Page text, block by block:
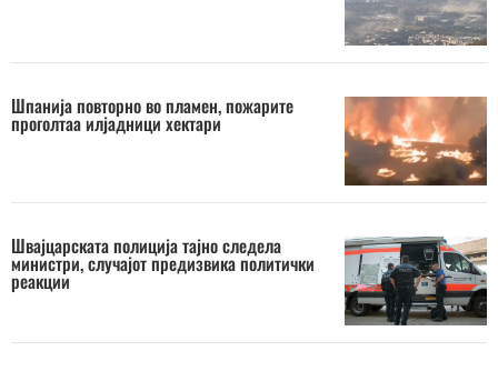
Шпанија повторно во пламен, пожарите
проголтаа илјадници хектари
Швајцарската полиција тајно следела
министри, случајот предизвика политички
реакции